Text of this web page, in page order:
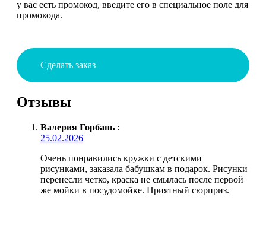
у вас есть промокод, введите его в специальное поле для
промокода.
Сделать заказ
Отзывы
Валерия Горбань :
25.02.2026
Очень понравились кружки с детскими
рисунками, заказала бабушкам в подарок. Рисунки
перенесли четко, краска не смылась после первой
же мойки в посудомойке. Приятный сюрприз.